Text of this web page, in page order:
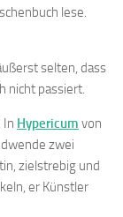
lese.
selten, dass
nicht passiert.
In Hypericum von
zwei
zielstrebig und
er Künstler